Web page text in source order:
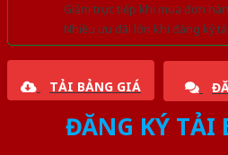
Giảm trực tiếp khi mua đơn
Nhiều ưu đãi lớn khi đăng ký
TẢI BẢNG GIÁ
ĐĂNG KÝ TẢI